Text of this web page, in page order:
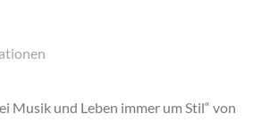
Musik und Leben immer um Stil“ von